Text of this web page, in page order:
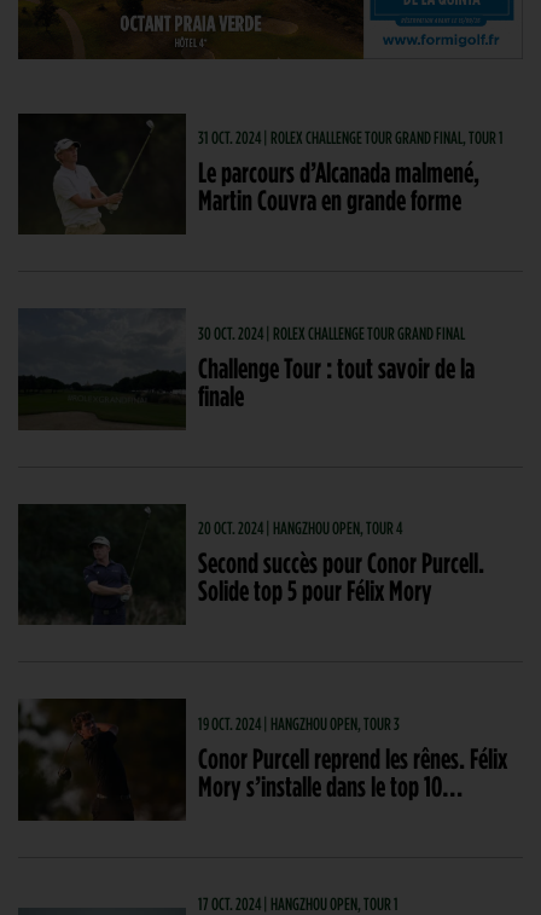
31 OCT. 2024 | ROLEX CHALLENGE TOUR GRAND FINAL, TOUR 1
Le parcours d’Alcanada malmené,
Martin Couvra en grande forme
30 OCT. 2024 | ROLEX CHALLENGE TOUR GRAND FINAL
Challenge Tour : tout savoir de la
finale
20 OCT. 2024 | HANGZHOU OPEN, TOUR 4
Second succès pour Conor Purcell.
Solide top 5 pour Félix Mory
19 OCT. 2024 | HANGZHOU OPEN, TOUR 3
Conor Purcell reprend les rênes. Félix
Mory s’installe dans le top 10…
17 OCT. 2024 | HANGZHOU OPEN, TOUR 1